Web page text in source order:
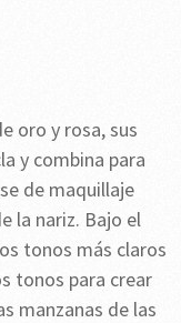
oro y rosa, sus
y combina para
de maquillaje
la nariz. Bajo el
tonos más claros
tonos para crear
manzanas de las